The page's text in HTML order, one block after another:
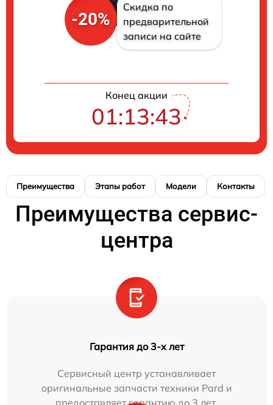
-20%
Скидка по
предварительной
записи на сайте
Конец акции
01:13:42
Преимущества Этапы работ Модели Контакты
Преимущества сервис-
центра
Гарантия до 3-х лет
Сервисный центр устанавливает
оригинальные запчасти техники Pard и